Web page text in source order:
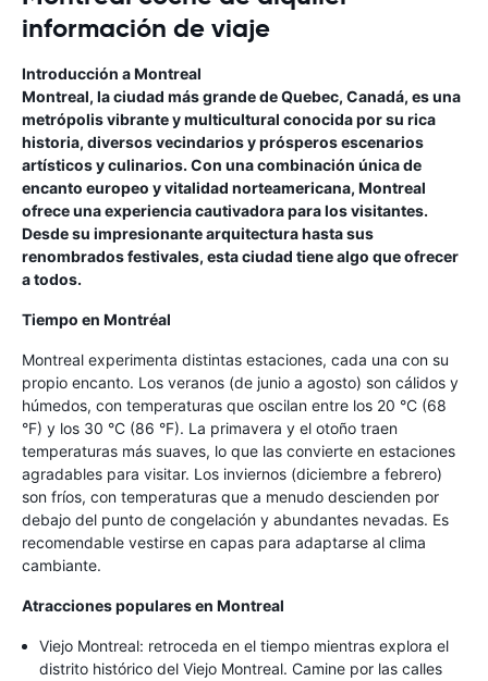
información de viaje
Introducción a Montreal
Montreal, la ciudad más grande de Quebec, Canadá, es una
metrópolis vibrante y multicultural conocida por su rica
historia, diversos vecindarios y prósperos escenarios
artísticos y culinarios. Con una combinación única de
encanto europeo y vitalidad norteamericana, Montreal
ofrece una experiencia cautivadora para los visitantes.
Desde su impresionante arquitectura hasta sus
renombrados festivales, esta ciudad tiene algo que ofrecer
a todos.
Tiempo en Montréal
Montreal experimenta distintas estaciones, cada una con su
propio encanto. Los veranos (de junio a agosto) son cálidos y
húmedos, con temperaturas que oscilan entre los 20 °C (68
°F) y los 30 °C (86 °F). La primavera y el otoño traen
temperaturas más suaves, lo que las convierte en estaciones
agradables para visitar. Los inviernos (diciembre a febrero)
son fríos, con temperaturas que a menudo descienden por
debajo del punto de congelación y abundantes nevadas. Es
recomendable vestirse en capas para adaptarse al clima
cambiante.
Atracciones populares en Montreal
Viejo Montreal: retroceda en el tiempo mientras explora el
distrito histórico del Viejo Montreal. Camine por las calles